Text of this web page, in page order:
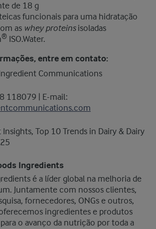
de 18 g
funcionais para uma hidratação
as whey proteinsisoladas
® ISO.Water.
entre em contato:
Communications
118079 | E-mail:
Insights, Top 10 Trends in Dairy & Dairy
Ingredients
é a líder global na melhoria de
Juntamente com nossos clientes,
fornecedores, ONGs e outros,
ingredientes e produtos
o avanço da nutrição por toda a